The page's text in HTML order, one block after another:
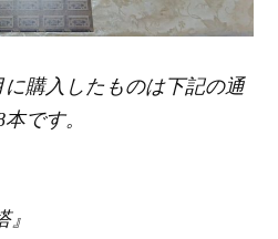
に購入したものは下記の通
です。